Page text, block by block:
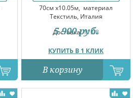
70см x10.05м, материал
Текстиль, Италия
Доставка:11.08
КУПИТЬ В 1 КЛИК
5 900 руб.
В корзину